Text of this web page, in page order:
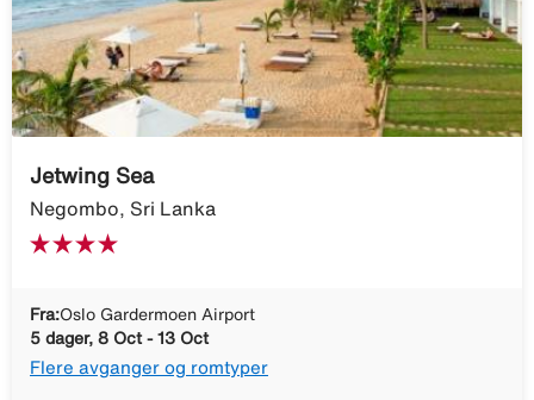
Jetwing Sea
Negombo, Sri Lanka
Fra:Oslo Gardermoen Airport
5 dager, 8 Oct - 13 Oct
Flere avganger og romtyper